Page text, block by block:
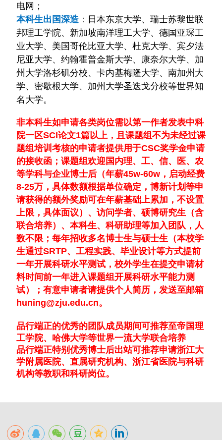
电网；
本科生出国深造： 日本东京大学、瑞士苏黎世联
邦理工学院、 新加坡南洋理工大学、 德国亚琛工
业大学、美国哥伦比亚大学、 杜克大学、 宾夕法
尼亚大学、约翰霍普金斯大学、
康奈尔大学、加
州大学洛杉矶分校、 卡内基梅隆大学、 南加州大
学、 密歇根大学、加州大学圣迭戈分校等世界知
名大学。
非本科生如申请各类岗位需以第一作者发表中科
院一区SCI论文1篇以上，且课题组不为未经过课
题组培训考核的申请者提供用于CSC奖学金申请
的接收函； 课题组欢迎国内理、工、信、医、农
等学科与企业博士后（年薪45w-60w，启动经费
8-25万，具体数额根据单位确定，博新计划等申
请获得的额外奖励可在年薪基础上累加，不设置
上限，具体面议）、访问学者、硕博研究生（含
联合培养）、本科生、科研助理等加入团队， 人
数不限 ； 每年招收多名博士生与硕士生（本校学
生通过SRTP、工程实践、毕业设计等方式提前
一年开展科研水平测试，校外学生在提交申请材
料时间前一年进入课题组开展科研水平能力测
试）；有意申请者请提供个人简历，发送至邮箱
huning@zju.edu.cn。
品行端正的优秀的团队成员期间可推荐至帝国理
工学院、哈佛大学等世界一流大学联合培养
品行端正特别优秀博士后出站可推荐申请浙江大
学附属医院、 直属研究机构、 浙江省医院与科研
机构等教职和科研岗位。